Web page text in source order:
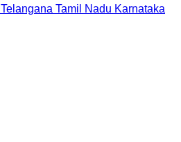
Telangana Tamil Nadu Karnataka